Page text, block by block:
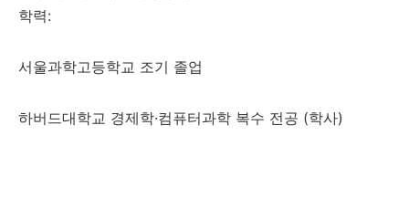
학력:
서울과학고등학교 조기 졸업
하버드대학교 경제학·컴퓨터과학 복수 전공 (학사)